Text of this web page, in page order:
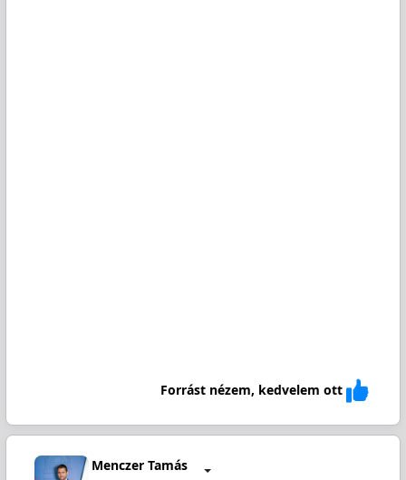
Forrást nézem, kedvelem ott
Menczer Tamás